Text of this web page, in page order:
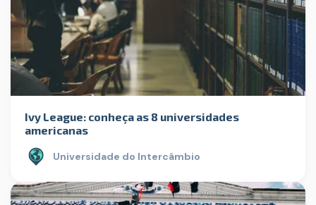
Ivy League: conheça as 8 universidades
americanas
Universidade do Intercâmbio